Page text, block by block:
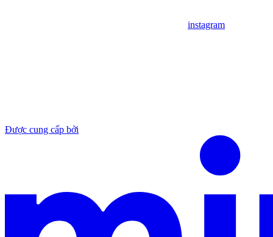
instagram
Được cung cấp bởi